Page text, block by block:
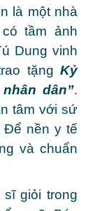
là một nhà
tầm ảnh
Dung vinh
tặng Kỷ
dân”.
tâm với sứ
Để nền y tế
và chuẩn
giỏi trong